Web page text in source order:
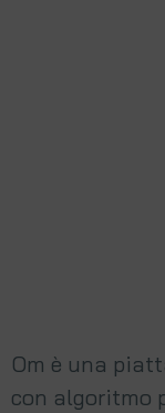
Om è una
con algoritmo